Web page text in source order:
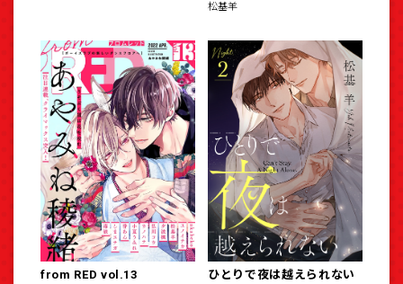
松基羊
from RED vol.13
ひとりで夜は越えられない